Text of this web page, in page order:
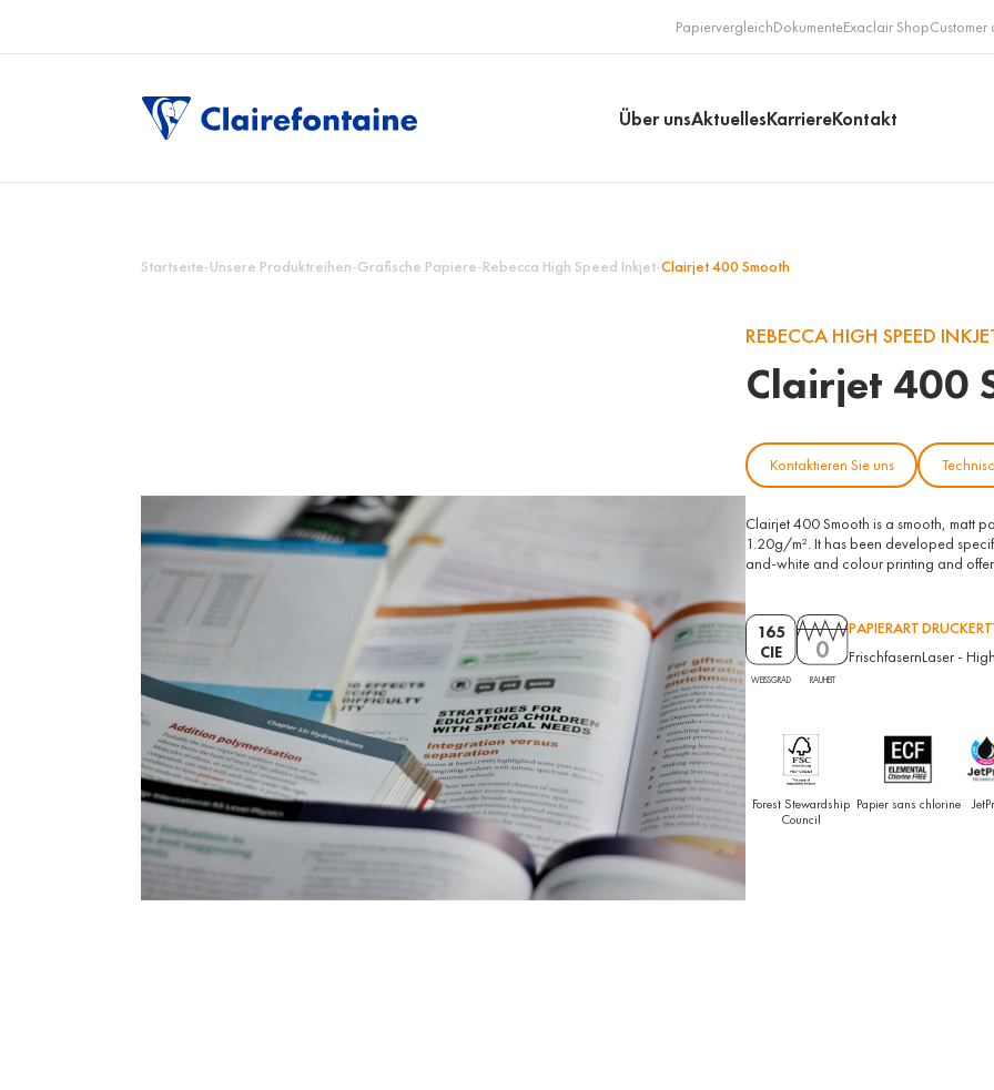
PapiervergleichDokumenteExaclair ShopCustomer
Über unsAktuellesKarriereKontakt
Startseite-Unsere Produktreihen-Grafische Papiere-Rebecca High Speed Inkjet-Clairjet 400 Smooth
REBECCA HIGH SPEED
Clairjet 400
Kontaktieren Sie uns
Clairjet 400 Smooth is a smooth, matt
1.20g/m². It has been developed
and-white and colour printing and
165
CIE
WEISSGRAD
0
RAUHEIT
PAPIERART
FrischfasernLaser-
Forest Stewardship
Council
Papier sans chlorine